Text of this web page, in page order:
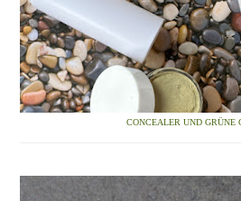
CONCEALER UND GRÜNE